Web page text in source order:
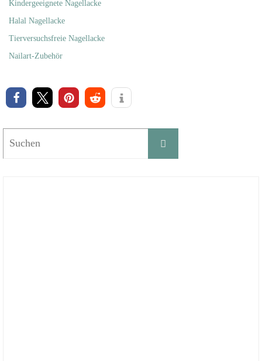
Kindergeeignete Nagellacke
Halal Nagellacke
Tierversuchsfreie Nagellacke
Nailart-Zubehör